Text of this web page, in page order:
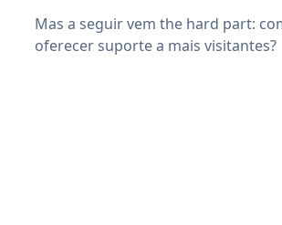
Mas a seguir vem the hard part:
oferecer suporte a mais visitantes?